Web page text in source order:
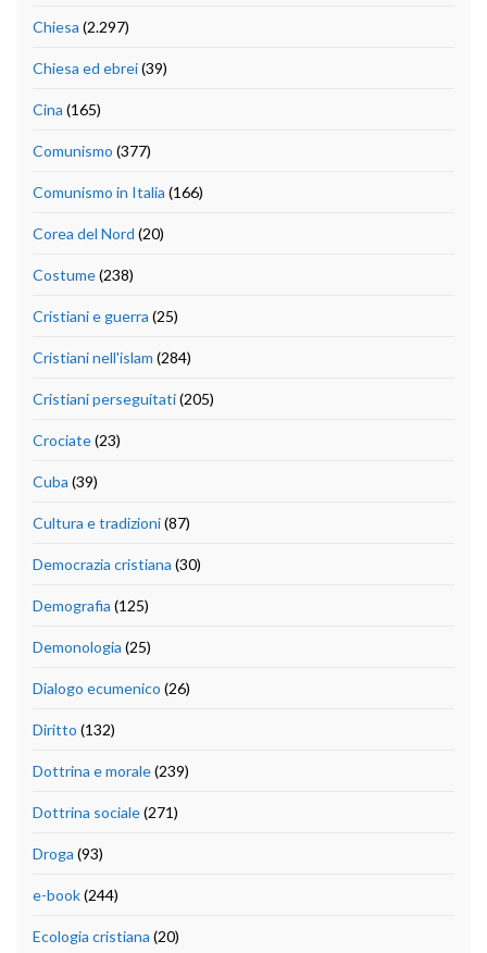
Chiesa (2.297)
Chiesa ed ebrei(39)
Cina (165)
Comunismo (377)
Comunismo in Italia (166)
Corea del Nord (20)
Costume(238)
Cristiani e guerra (25)
Cristiani nell'islam (284)
Cristiani perseguitati(205)
Crociate(23)
Cuba (39)
Cultura e tradizioni(87)
Democrazia cristiana (30)
Demografia (125)
Demonologia (25)
Dialogo ecumenico (26)
Diritto (132)
Dottrina e morale(239)
Dottrina sociale(271)
Droga (93)
e-book(244)
Ecologia cristiana (20)